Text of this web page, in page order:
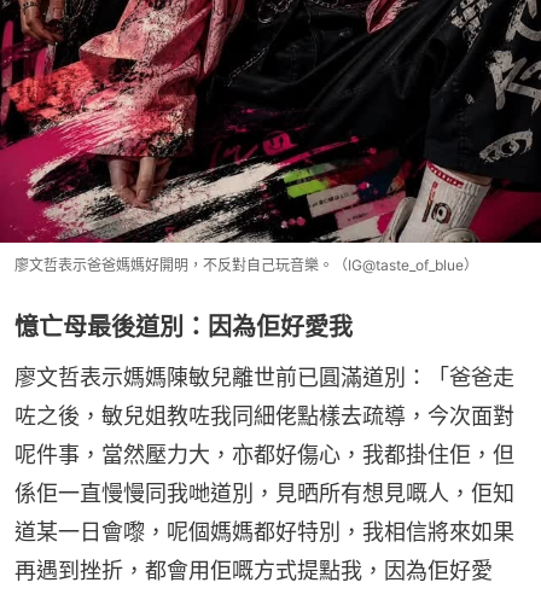
廖文哲表示爸爸媽媽好開明，不反對自己玩音樂。（IG@taste_of_blue）
憶亡母最後道別：因為佢好愛我
廖文哲表示媽媽陳敏兒離世前已圓滿道別：「爸爸走
咗之後，敏兒姐教咗我同細佬點樣去疏導，今次面對
呢件事，當然壓力大，亦都好傷心，我都掛住佢，但
係佢一直慢慢同我哋道別，見晒所有想見嘅人，佢知
道某一日會嚟，呢個媽媽都好特別，我相信將來如果
再遇到挫折，都會用佢嘅方式提點我，因為佢好愛